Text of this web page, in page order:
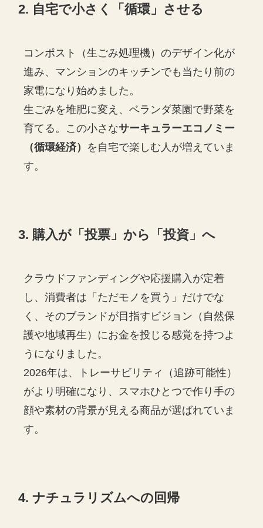
2. 自宅で小さく「循環」させる
コンポスト（生ごみ処理機）のデザイン化が
進み、マンションのキッチンでも当たり前の
家電になり始めました。
生ごみを堆肥に変え、ベランダ菜園で野菜を
育てる。この小さなサーキュラーエコノミー
（循環経済） を自宅で楽しむ人が増えていま
す。
3. 購入が「投票」から「投資」へ
クラウドファンディングや応援購入が定着
し、消費者は「ただモノを買う」だけでな
く、そのブランドが目指すビジョン（自然保
護や地域再生）にお金を投じる感覚を持つよ
うになりました。
2026年は、トレーサビリティ（追跡可能性）
がより明確になり、スマホひとつで作り手の
顔や素材の背景が見える商品が選ばれていま
す。
4. ナチュラリズムへの回帰